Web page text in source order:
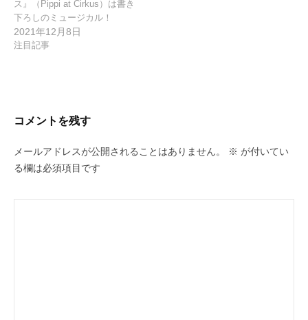
ス』（Pippi at Cirkus）は書き
下ろしのミュージカル！
2021年12月8日
注目記事
コメントを残す
メールアドレスが公開されることはありません。 ※ が付いてい
る欄は必須項目です